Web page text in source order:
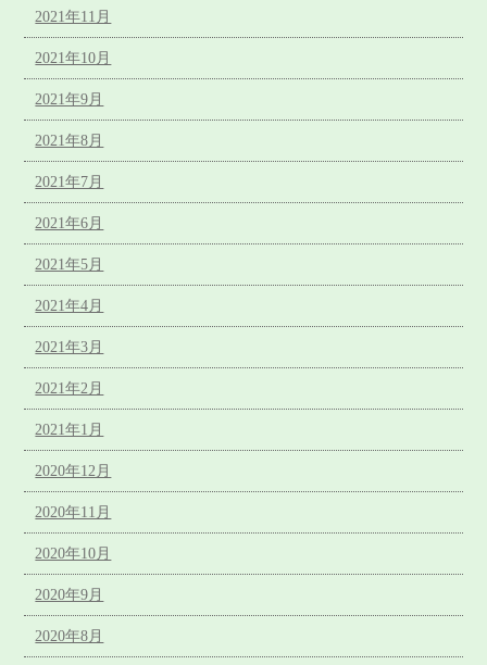
2021年11月
2021年10月
2021年9月
2021年8月
2021年7月
2021年6月
2021年5月
2021年4月
2021年3月
2021年2月
2021年1月
2020年12月
2020年11月
2020年10月
2020年9月
2020年8月